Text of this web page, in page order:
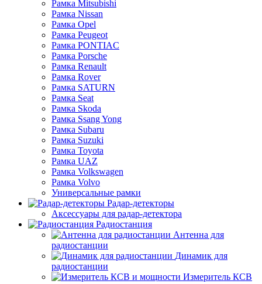
Рамка Mitsubishi
Рамка Nissan
Рамка Opel
Рамка Peugeot
Рамка PONTIAC
Рамка Porsche
Рамка Renault
Рамка Rover
Рамка SATURN
Рамка Seat
Рамка Skoda
Рамка Ssang Yong
Рамка Subaru
Рамка Suzuki
Рамка Toyota
Рамка UAZ
Рамка Volkswagen
Рамка Volvo
Универсальные рамки
Радар-детекторы
Аксессуары для радар-детектора
Радиостанция
Антенна для
радиостанции
Динамик для
радиостанции
Измеритель КСВ